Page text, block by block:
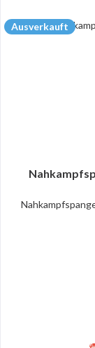
Ausverkauft